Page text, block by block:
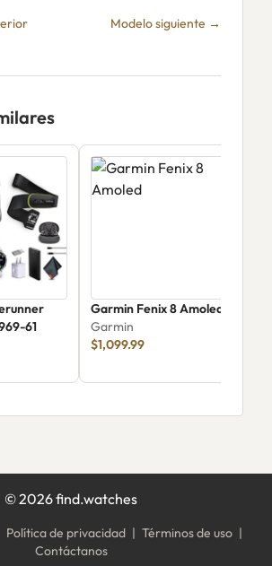
Modelo siguiente →
61
Garmin Fenix 8 Amoled
Garmin
$1,099.99
©2026find.watches
Política de privacidad | Términos de uso |
Contáctanos